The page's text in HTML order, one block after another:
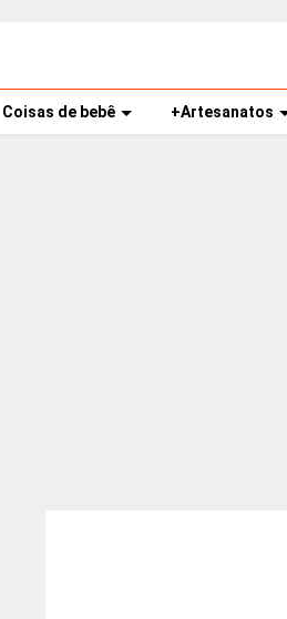
Coisas de bebê +Artesanatos